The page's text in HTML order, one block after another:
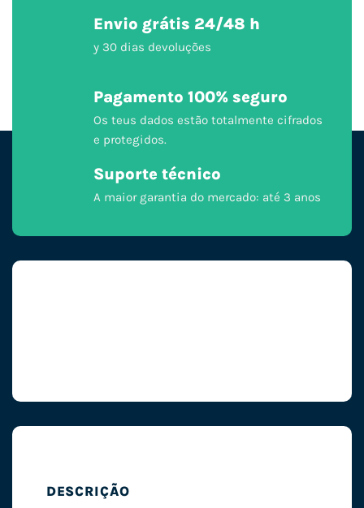
Envio grátis 24/48 h
y 30 dias devoluções
Pagamento 100% seguro
Os teus dados estão totalmente cifrados
e protegidos.
Suporte técnico
A maior garantia do mercado: até 3 anos
DESCRIÇÃO